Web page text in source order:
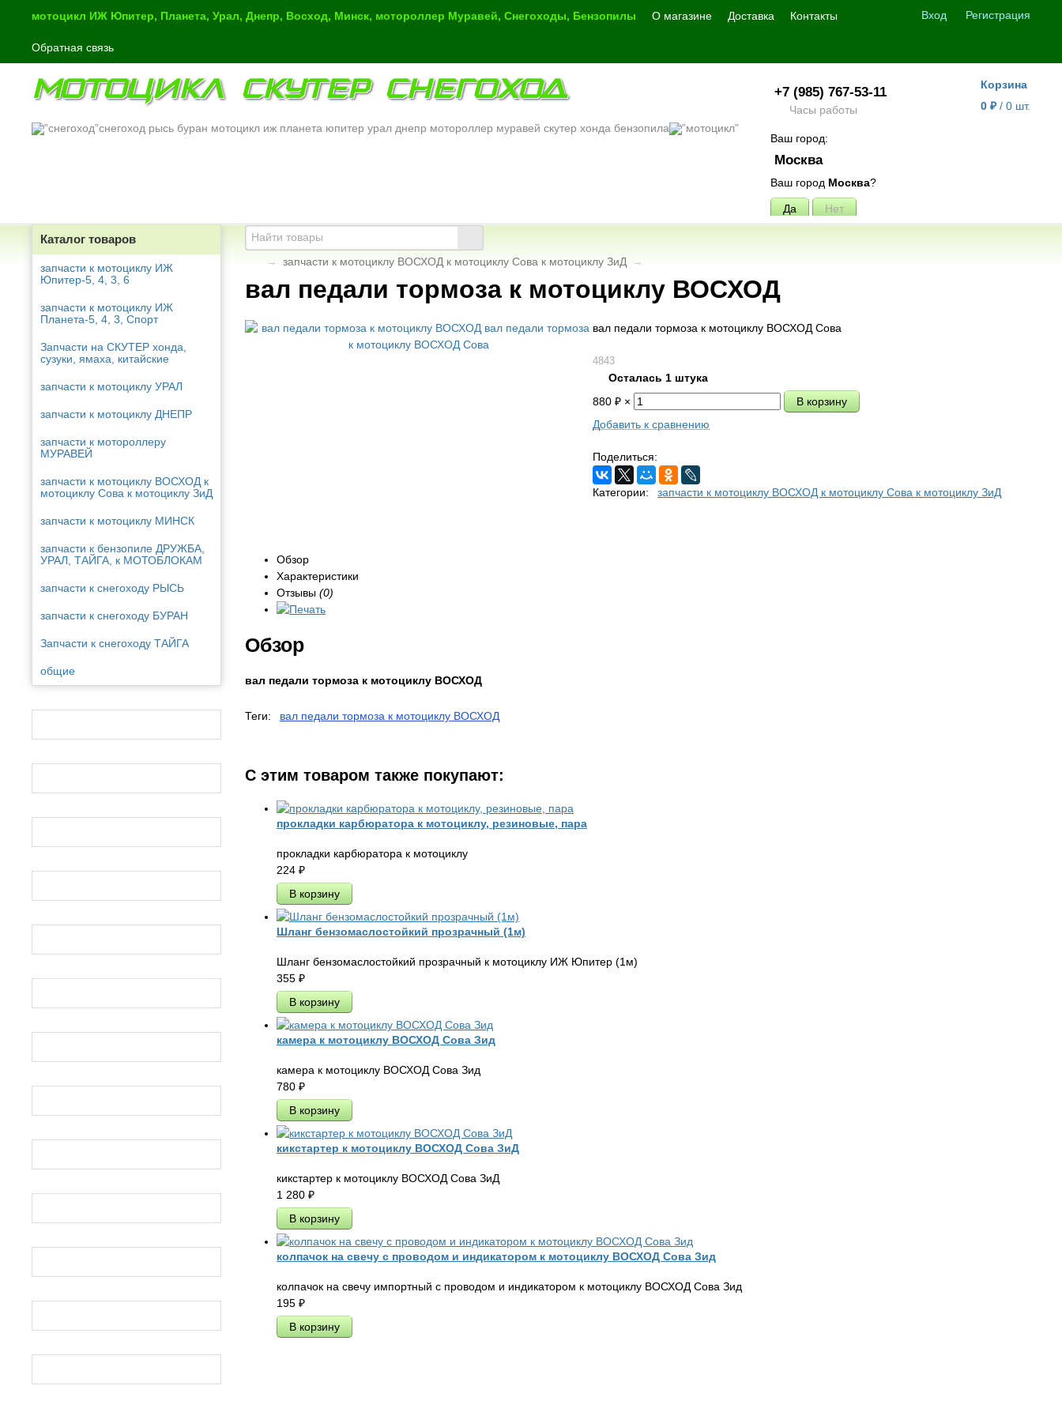
Вход Регистрация
мотоцикл ИЖ Юпитер, Планета, Урал, Днепр, Восход, Минск, мотороллер Муравей, Снегоходы, Бензопилы О магазине Доставка Контакты
Обратная связь
МОТОЦИКЛ СКУТЕР СНЕГОХОД
снегоход рысь буран мотоцикл иж планета юпитер урал днепр мотороллер муравей скутер хонда бензопила
+7 (985) 767-53-11
Часы работы
Ваш город:
Москва
Ваш город Москва?
Корзина
0 ₽ / 0 шт.
Каталог товаров
запчасти к мотоциклу ИЖ
Юпитер-5, 4, 3, 6
запчасти к мотоциклу ИЖ
Планета-5, 4, 3, Спорт
Запчасти на СКУТЕР хонда,
сузуки, ямаха, китайские
запчасти к мотоциклу УРАЛ
запчасти к мотоциклу ДНЕПР
запчасти к мотороллеру
МУРАВЕЙ
запчасти к мотоциклу ВОСХОД к
мотоциклу Сова к мотоциклу ЗиД
запчасти к мотоциклу МИНСК
запчасти к бензопиле ДРУЖБА,
УРАЛ, ТАЙГА, к МОТОБЛОКАМ
запчасти к снегоходу РЫСЬ
запчасти к снегоходу БУРАН
Запчасти к снегоходу ТАЙГА
общие
→ запчасти к мотоциклу ВОСХОД к мотоциклу Сова к мотоциклу ЗиД →
вал педали тормоза к мотоциклу ВОСХОД
вал педали тормоза к мотоциклу ВОСХОД Сова
4843
Осталась 1 штука
880 ₽ ×
Добавить к сравнению
Поделиться:
Категории: запчасти к мотоциклу ВОСХОД к мотоциклу Сова к мотоциклу ЗиД
Обзор
Характеристики
Отзывы (0)
Обзор
вал педали тормоза к мотоциклу ВОСХОД
Теги: вал педали тормоза к мотоциклу ВОСХОД
С этим товаром также покупают:
прокладки карбюратора к мотоциклу, резиновые, пара
прокладки карбюратора к мотоциклу
224 ₽
Шланг бензомаслостойкий прозрачный (1м)
Шланг бензомаслостойкий прозрачный к мотоциклу ИЖ Юпитер (1м)
355 ₽
камера к мотоциклу ВОСХОД Сова Зид
камера к мотоциклу ВОСХОД Сова Зид
780 ₽
кикстартер к мотоциклу ВОСХОД Сова ЗиД
кикстартер к мотоциклу ВОСХОД Сова ЗиД
1 280 ₽
колпачок на свечу с проводом и индикатором к мотоциклу ВОСХОД Сова Зид
колпачок на свечу импортный с проводом и индикатором к мотоциклу ВОСХОД Сова Зид
195 ₽